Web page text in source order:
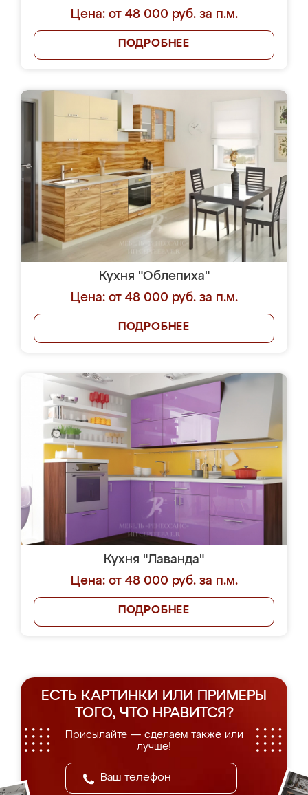
Цена: от 48 000 руб. за п.м.
ПОДРОБНЕЕ
Кухня "Облепиха"
Цена: от 48 000 руб. за п.м.
ПОДРОБНЕЕ
Кухня "Лаванда"
Цена: от 48 000 руб. за п.м.
ПОДРОБНЕЕ
ЕСТЬ КАРТИНКИ ИЛИ ПРИМЕРЫ
ТОГО, ЧТО НРАВИТСЯ?
Присылайте — сделаем также или
лучше!